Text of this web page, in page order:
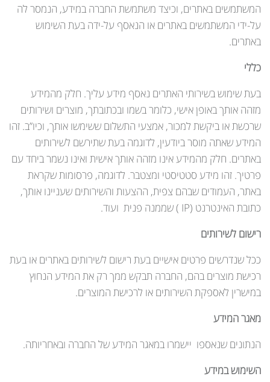
המשתמשים באתרים, וכיצד משתמשת החברה במידע, הנמסר לה
על-ידי המשתמשים באתרים או הנאסף על-ידה בעת השימוש
באתרים.
כללי
בעת שימוש בשירותי האתרים נאסף מידע עליך. חלק מהמידע
מזהה אותך באופן אישי, כלומר בשמו ובכתובתך, מוצרים ושירותים
שרכשת או ביקשת למכור, אמצעי התשלום ששימשו אותך, וכיו”ב. זהו
המידע שאתה מוסר ביודעין, לדוגמה בעת שתירשם לשירותים
באתרים. חלק מהמידע אינו מזהה אותך אישית ואינו נשמר ביחד עם
פרטיך. זהו מידע סטטיסטי ומצטבר. לדוגמה, פרסומות שקראת
באתר, העמודים שבהם צפית, ההצעות והשירותים שעניינו אותך,
כתובת האינטרנט (IP ) שממנה פנית ועוד.
רישום לשירותים
ככל שנדרשים פרטים אישיים בעת רישום לשירותים באתרים או בעת
רכישת מוצרים בהם, החברה תבקש ממך רק את המידע הנחוץ
במישרין לאספקת השירותים או לרכישת המוצרים.
מאגר המידע
הנתונים שנאספו יישמרו במאגר המידע של החברה ובאחריותה.
השימוש במידע